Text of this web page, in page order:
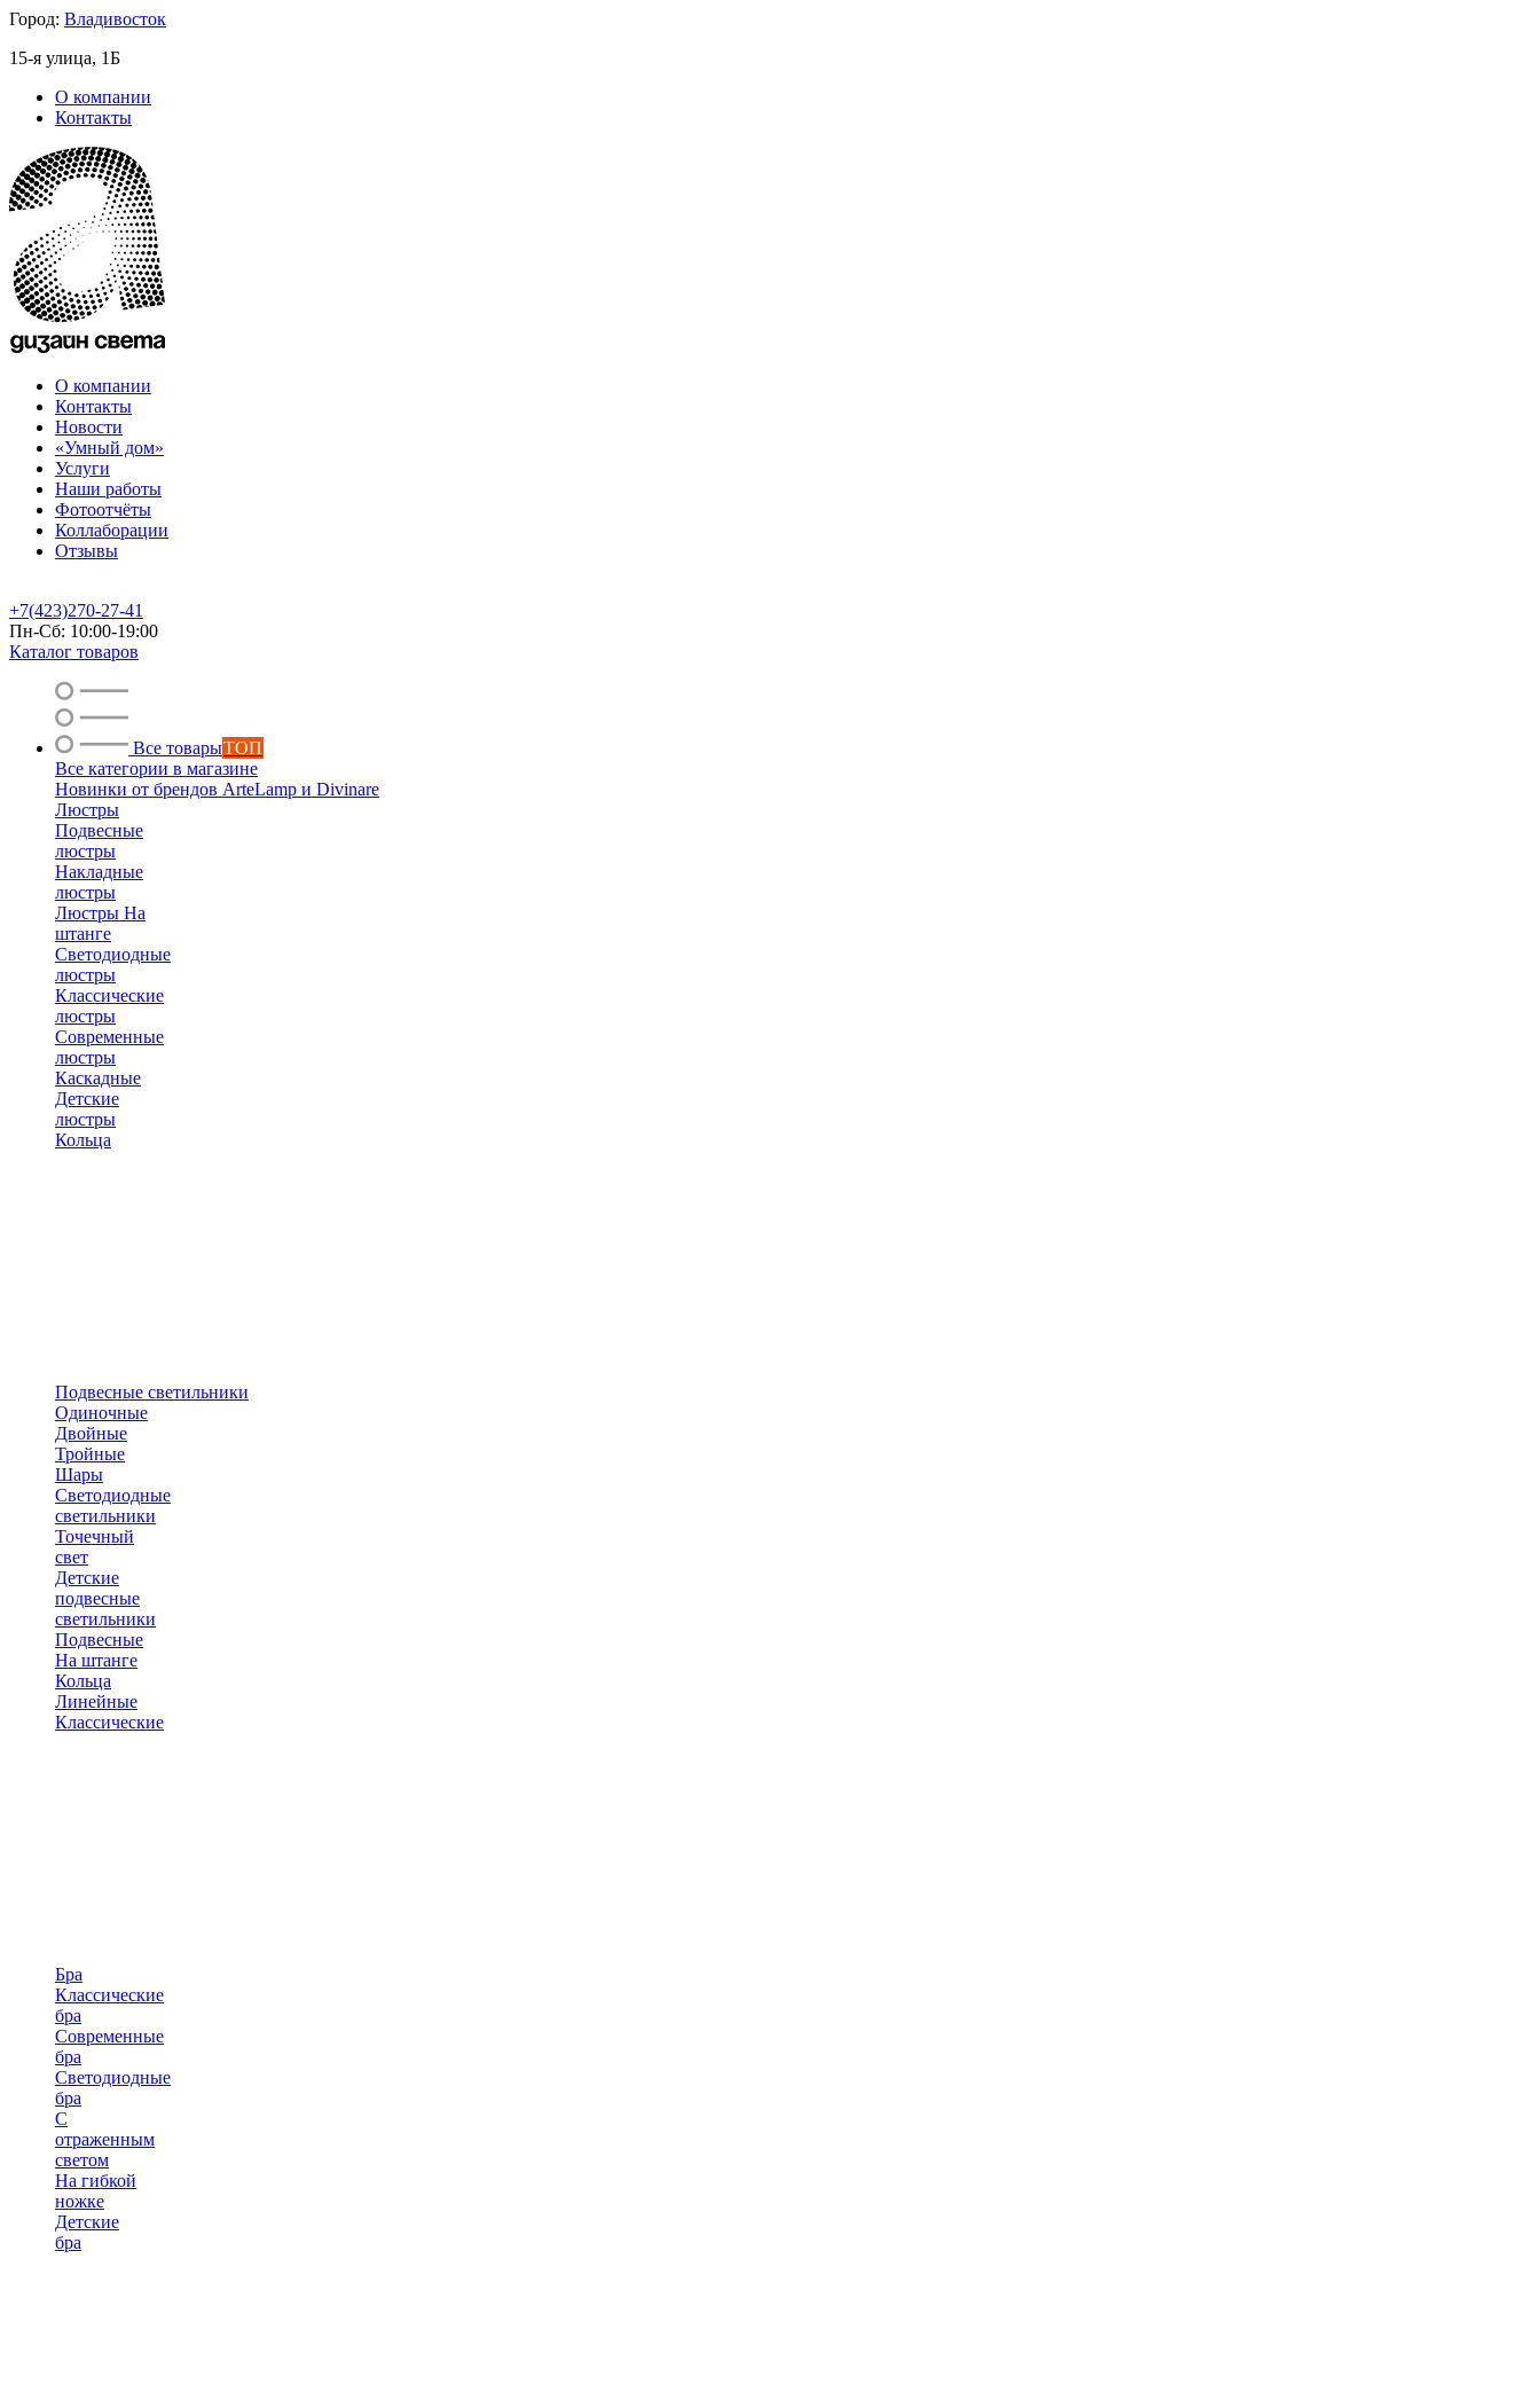
Город: Владивосток
15-я улица, 1Б
О компании
Контакты
О компании
Контакты
Новости
«Умный дом»
Услуги
Наши работы
Фотоотчёты
Коллаборации
Отзывы
+7(423)270-27-41
Пн-Сб: 10:00-19:00
Каталог товаров
Все товарыТОП
Все категории в магазине
Новинки от брендов ArteLamp и Divinare
Люстры
Подвесные
люстры
Накладные
люстры
Люстры На
штанге
Светодиодные
люстры
Классические
люстры
Современные
люстры
Каскадные
Детские
люстры
Кольца
Подвесные светильники
Одиночные
Двойные
Тройные
Шары
Светодиодные
светильники
Точечный
свет
Детские
подвесные
светильники
Подвесные
На штанге
Кольца
Линейные
Классические
Бра
Классические
бра
Современные
бра
Светодиодные
бра
С
отраженным
светом
На гибкой
ножке
Детские
бра